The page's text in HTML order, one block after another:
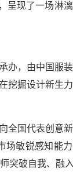
呈现了一场淋
办，由中国服
挖掘设计新生
全国代表创意
场敏锐感知能
突破自我、融入